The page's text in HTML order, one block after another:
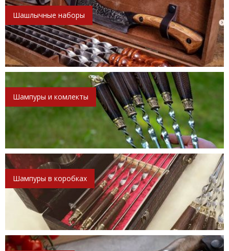
Шашлычные наборы
Шампуры и комлекты
Шампуры в коробках